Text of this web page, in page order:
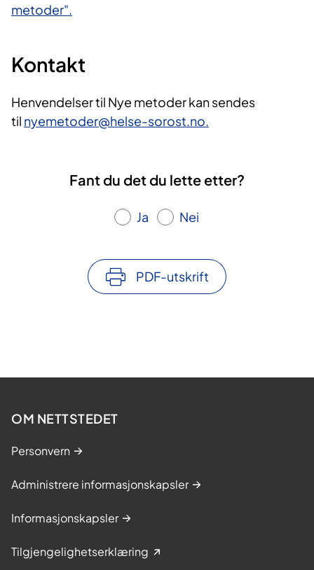
metoder".
Kontakt
Henvendelser til Nye metoder kan sendes
til nyemetoder@helse-sorost.no.
Fant du det du lette etter?
Ja Nei
PDF-utskrift
OM NETTSTEDET
Personvern
Administrere informasjonskapsler
Informasjonskapsler
Tilgjengelighetserklæring